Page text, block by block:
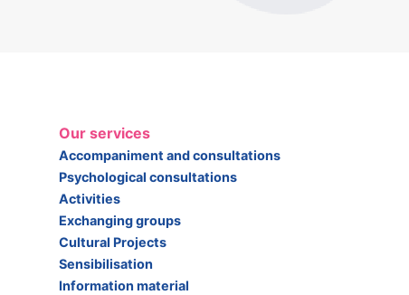
Our services
Accompaniment and consultations
Psychological consultations
Activities
Exchanging groups
Cultural Projects
Sensibilisation
Information material